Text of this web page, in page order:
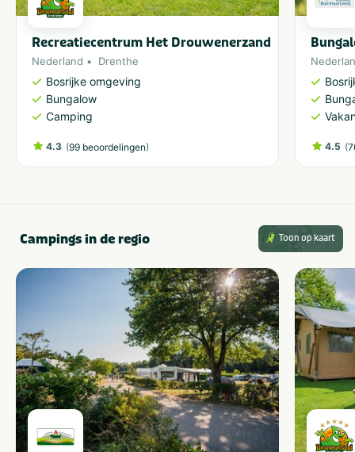
Recreatiecentrum Het Drouwenerzand
Nederland Drenthe
Bosrijke omgeving
Bungalow
Camping
4.3 (99 beoordelingen) 4.5 (
Campings in de regio Toon op kaart